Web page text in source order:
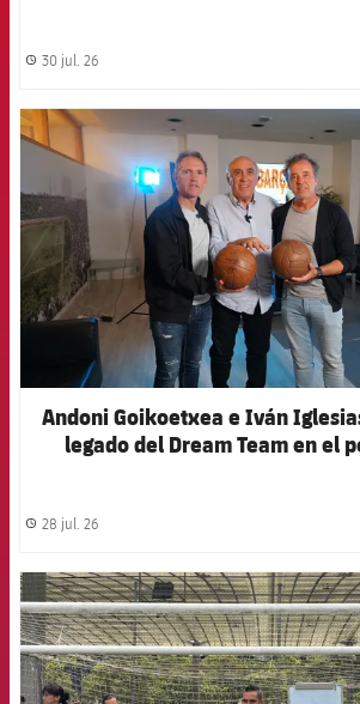
label.share.clock
30 jul. 26
FCB
Andoni Goikoetxea e Iván
legado del Dream Team en el
label.share.clock
28 jul. 26
FCB